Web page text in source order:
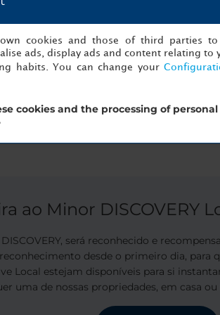
costa algarvia. Esta visita em bicicleta
ao Minor DISCOVERY
será reconhecido e
desde o primeiro dia, para
Local estejam disponíveis para si
uma de nossas propriedades, em casa
cookies and those of third parties
ads, display ads and content relating to
habits. You can change your
cookies and the processing of